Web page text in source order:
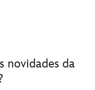
novidades da